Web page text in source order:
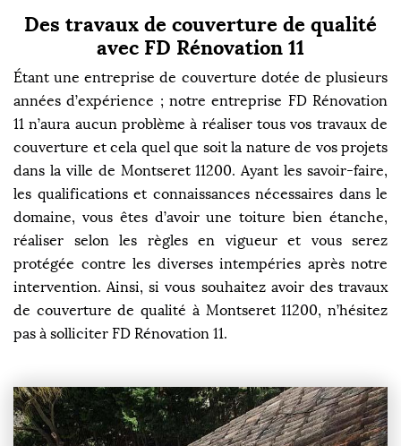
Des travaux de couverture de qualité
avec FD Rénovation 11
Étant une entreprise de couverture dotée de plusieurs
années d’expérience ; notre entreprise FD Rénovation
11 n’aura aucun problème à réaliser tous vos travaux de
couverture et cela quel que soit la nature de vos projets
dans la ville de Montseret 11200. Ayant les savoir-faire,
les qualifications et connaissances nécessaires dans le
domaine, vous êtes d’avoir une toiture bien étanche,
réaliser selon les règles en vigueur et vous serez
protégée contre les diverses intempéries après notre
intervention. Ainsi, si vous souhaitez avoir des travaux
de couverture de qualité à Montseret 11200, n’hésitez
pas à solliciter FD Rénovation 11.